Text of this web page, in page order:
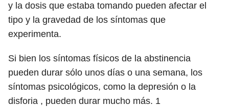
y la dosis que estaba tomando pueden afectar el
tipo y la gravedad de los síntomas que
experimenta.
Si bien los síntomas físicos de la abstinencia
pueden durar sólo unos días o una semana, los
síntomas psicológicos, como la depresión o la
disforia , pueden durar mucho más. 1